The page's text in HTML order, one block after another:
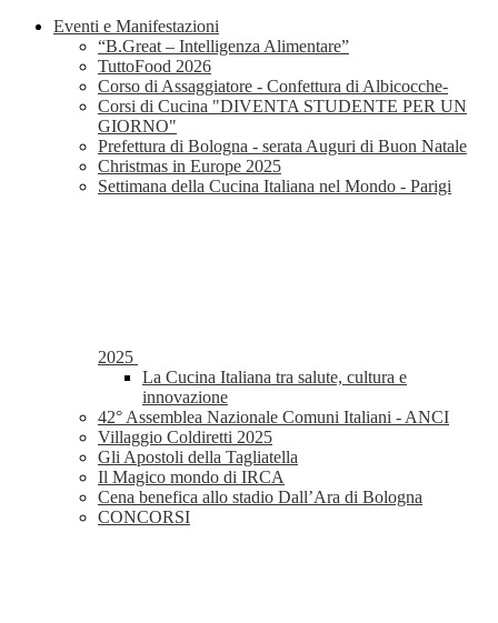
Eventi e Manifestazioni
“B.Great – Intelligenza Alimentare”
TuttoFood 2026
Corso di Assaggiatore - Confettura di Albicocche-
Corsi di Cucina "DIVENTA STUDENTE PER UN
GIORNO"
Prefettura di Bologna - serata Auguri di Buon Natale
Christmas in Europe 2025
Settimana della Cucina Italiana nel Mondo - Parigi
2025
La Cucina Italiana tra salute, cultura e
innovazione
42° Assemblea Nazionale Comuni Italiani - ANCI
Villaggio Coldiretti 2025
Gli Apostoli della Tagliatella
Il Magico mondo di IRCA
Cena benefica allo stadio Dall’Ara di Bologna
CONCORSI